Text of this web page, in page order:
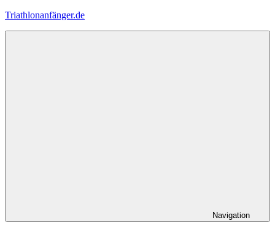
Zum
Triathlonanfänger.de
Navigation